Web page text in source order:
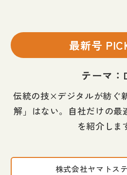
最新号
テーマ：
伝統の技×デジタルが紡ぐ
解」はない。自社だけの最
を紹介しま
株式会社ヤマトス